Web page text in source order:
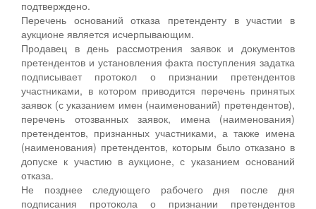
подтверждено.
Перечень оснований отказа претенденту в участии в
аукционе является исчерпывающим.
Продавец в день рассмотрения заявок и документов
претендентов и установления факта поступления задатка
подписывает протокол о признании претендентов
участниками, в котором приводится перечень принятых
заявок (с указанием имен (наименований) претендентов),
перечень отозванных заявок, имена (наименования)
претендентов, признанных участниками, а также имена
(наименования) претендентов, которым было отказано в
допуске к участию в аукционе, с указанием оснований
отказа.
Не позднее следующего рабочего дня после дня
подписания протокола о признании претендентов